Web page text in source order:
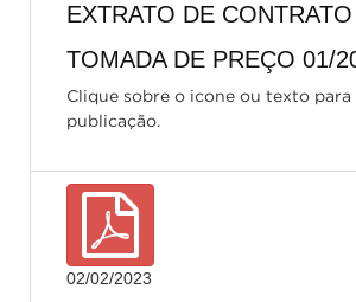
EXTRATO DE
TOMADA DE PREÇO 01/
Clique sobre o icone ou texto para
publicação.
02/02/2023